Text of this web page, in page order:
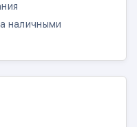
наличными